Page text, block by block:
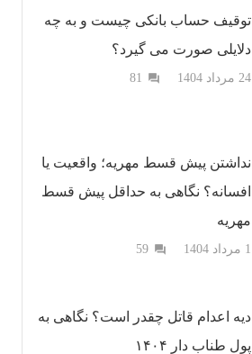
توقیف حساب بانکی چیست و به چه
دلایلی صورت می گیرد؟
24 مرداد 1404 question_answer
81دیدگاه
نداشتن پیش قسط مهریه؛ واقعیت یا
افسانه؟ نگاهی به حداقل پیش قسط
مهریه
1 مرداد 1404 question_answer
59دیدگاه
دیه اعدام قاتل چقدر است؟ نگاهی به
پول طناب دار ۱۴۰۴